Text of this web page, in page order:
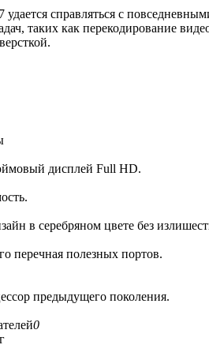
удается справляться с
таких как перекодирование
дисплей Full HD.
в серебряном цвете без
перечная полезных портов.
предыдущего поколения.
0